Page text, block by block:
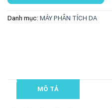
Danh mục: MÁY PHÂN TÍCH DA
MÔ TẢ